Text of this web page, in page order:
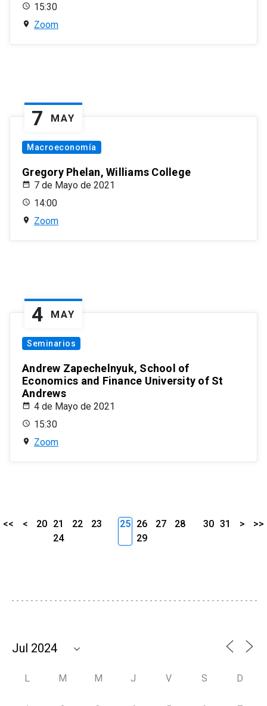
15:30
Zoom
7 MAY
Macroeconomía
Gregory Phelan, Williams College
7 de Mayo de 2021
14:00
Zoom
4 MAY
Seminarios
Andrew Zapechelnyuk, School of
Economics and Finance University of St
Andrews
4 de Mayo de 2021
15:30
Zoom
<< < 20 21 22
23
24
25 26 27
28
29
30 31 > >>
L M M J V S D